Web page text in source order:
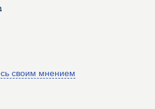
своим мнением